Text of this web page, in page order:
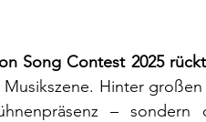
Song Contest 2025
Hinter
– sondern